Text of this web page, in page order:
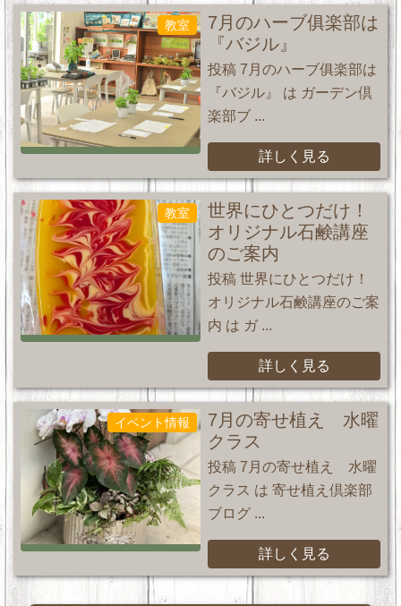
教室
7月のハーブ俱楽部は
『バジル』
投稿 7月のハーブ俱楽部は
『バジル』 は ガーデン倶
楽部ブ ...
詳しく見る
教室
世界にひとつだけ！
オリジナル石鹸講座
のご案内
投稿 世界にひとつだけ！
オリジナル石鹸講座のご案
内 は ガ ...
詳しく見る
イベント情報
7月の寄せ植え 水曜
クラス
投稿 7月の寄せ植え 水曜
クラス は 寄せ植え倶楽部
ブログ ...
詳しく見る